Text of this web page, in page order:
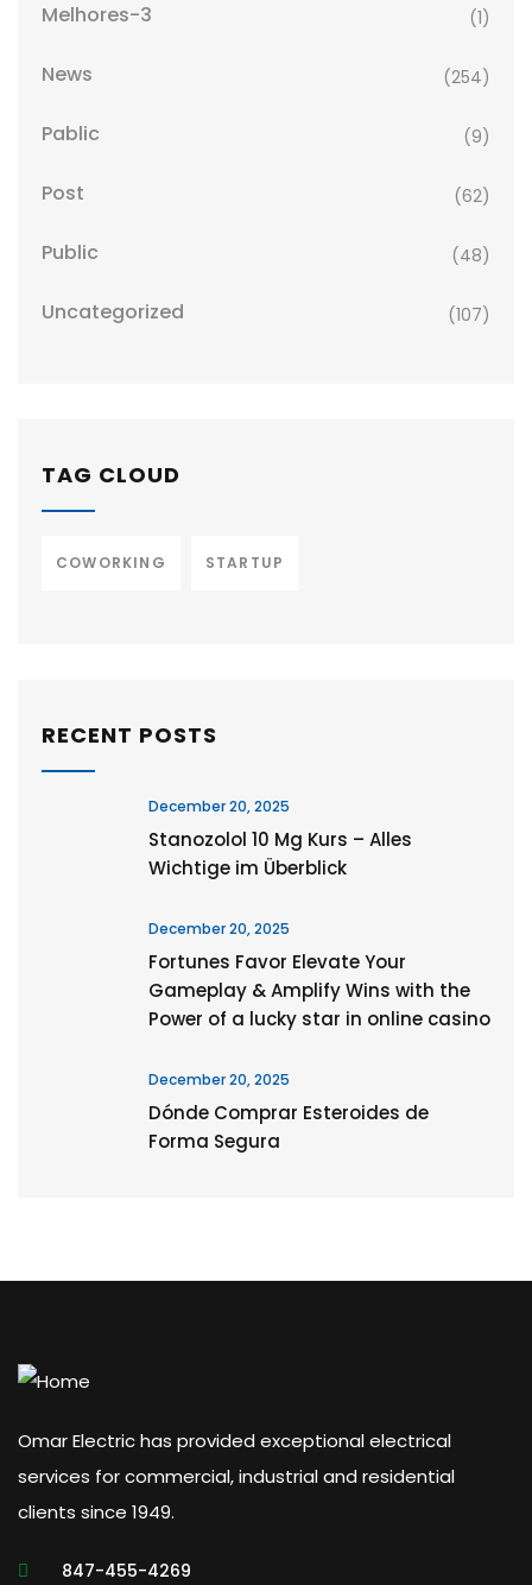
Melhores-3 (1)
News (254)
Pablic (9)
Post (62)
Public (48)
Uncategorized (107)
TAG CLOUD
COWORKING STARTUP
RECENT POSTS
December 20, 2025
Stanozolol 10 Mg Kurs – Alles
Wichtige im Überblick
December 20, 2025
Fortunes Favor Elevate Your
Gameplay & Amplify Wins with the
Power of a lucky star in online casino
December 20, 2025
Dónde Comprar Esteroides de
Forma Segura
Omar Electric has provided exceptional electrical
services for commercial, industrial and residential
clients since 1949.
847-455-4269